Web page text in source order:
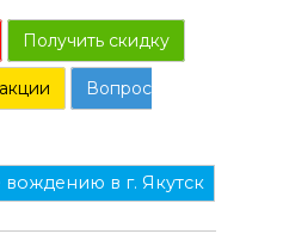
Получить скидку
Вопрос
в г. Якутск